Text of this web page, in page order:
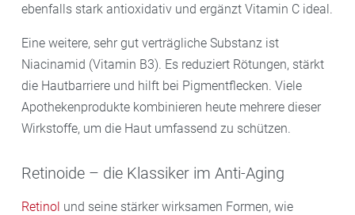
ebenfalls stark antioxidativ und ergänzt Vitamin C ideal.
Eine weitere, sehr gut verträgliche Substanz ist
Niacinamid (Vitamin B3). Es reduziert Rötungen, stärkt
die Hautbarriere und hilft bei Pigmentflecken. Viele
Apothekenprodukte kombinieren heute mehrere dieser
Wirkstoffe, um die Haut umfassend zu schützen.
Retinoide – die Klassiker im Anti-Aging
Retinol und seine stärker wirksamen Formen, wie